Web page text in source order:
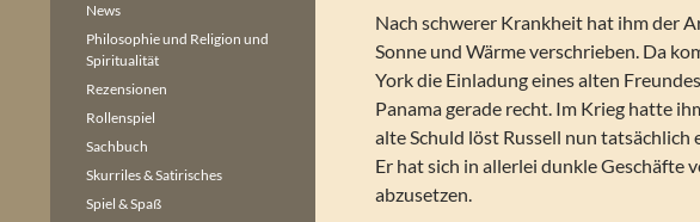
Nach schwerer Krankheit hat ihm der
Sonne und Wärme verschrieben. Da
York die Einladung eines alten
Panama gerade recht. Im Krieg hatte
alte Schuld löst Russell nun
Er hat sich in allerlei dunkle Geschäfte
abzusetzen.
News
Philosophie und Religion und
Spiritualität
Rezensionen
Rollenspiel
Sachbuch
Skurriles & Satirisches
Spiel & Spaß